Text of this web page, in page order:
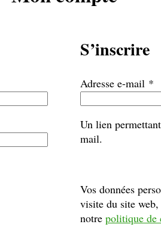
S’inscrire
Adresse e-mail *
Un lien
mail.
Vos données
visite du site web,
notre politique de